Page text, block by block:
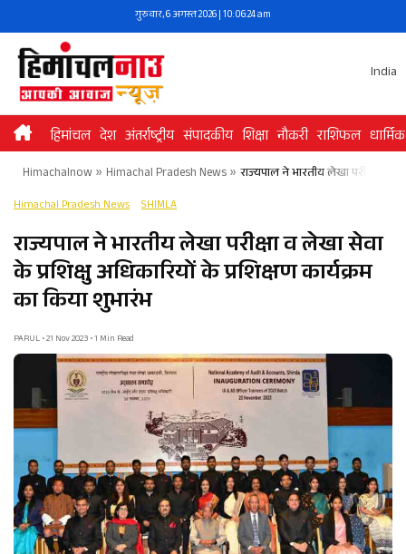
to
content
गुरुवार, 6 अगस्त 2026 | 10:06:24 am
India
हिमांचल देश अंतर्राष्ट्रीय संपादकीय शिक्षा नौकरी राशिफल धार्मिक
Himachalnow» Himachal Pradesh News» राज्यपाल ने भारतीय लेखा परीक्षा व
Himachal Pradesh News SHIMLA
राज्यपाल ने भारतीय लेखा परीक्षा व लेखा सेवा
के प्रशिक्षु अधिकारियों के प्रशिक्षण कार्यक्रम
का किया शुभारंभ
PARUL • 21 Nov 2023 • 1 Min Read